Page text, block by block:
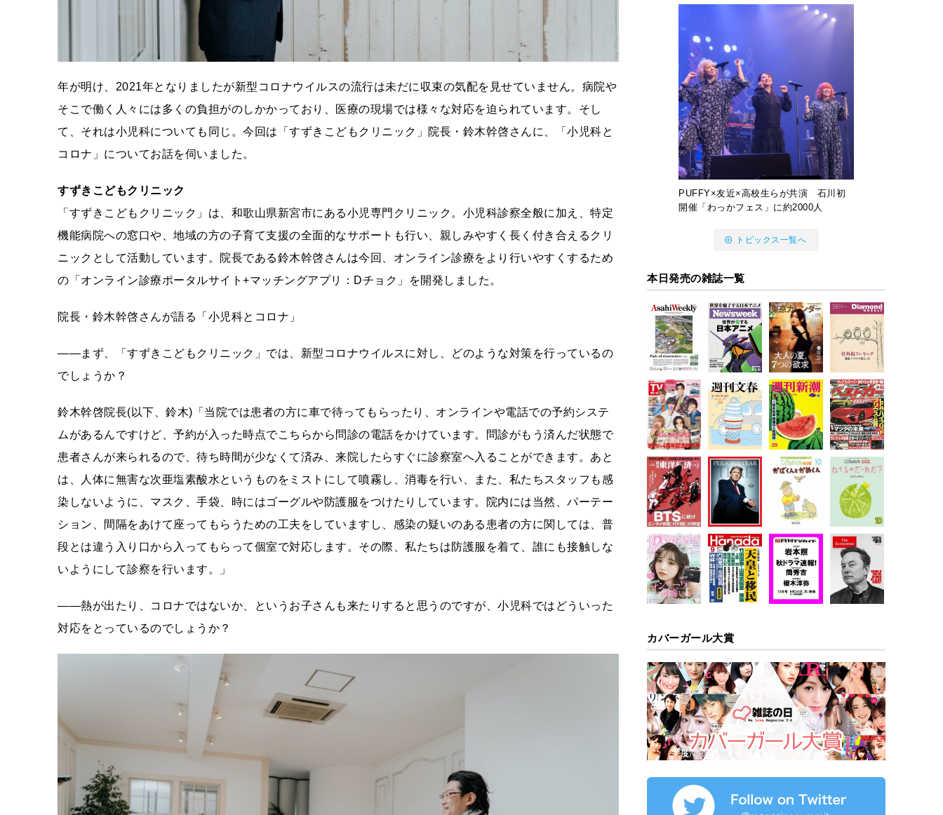
年が明け、2021年となりましたが新型コロナウイルスの流行は未だに収束の気配を見せていません。病院や
そこで働く人々には多くの負担がのしかかっており、医療の現場では様々な対応を迫られています。そし
て、それは小児科についても同じ。今回は「すずきこどもクリニック」院長・鈴木幹啓さんに、「小児科と
コロナ」についてお話を伺いました。
すずきこどもクリニック
「すずきこどもクリニック」は、和歌山県新宮市にある小児専門クリニック。小児科診察全般に加え、特定
機能病院への窓口や、地域の方の子育て支援の全面的なサポートも行い、親しみやすく長く付き合えるクリ
ニックとして活動しています。院長である鈴木幹啓さんは今回、オンライン診療をより行いやすくするため
の「オンライン診療ポータルサイト+マッチングアプリ：Dチョク」を開発しました。
院長・鈴木幹啓さんが語る「小児科とコロナ」
――まず、「すずきこどもクリニック」では、新型コロナウイルスに対し、どのような対策を行っているの
でしょうか？
鈴木幹啓院長(以下、鈴木)「当院では患者の方に車で待ってもらったり、オンラインや電話での予約システ
ムがあるんですけど、予約が入った時点でこちらから問診の電話をかけています。問診がもう済んだ状態で
患者さんが来られるので、待ち時間が少なくて済み、来院したらすぐに診察室へ入ることができます。あと
は、人体に無害な次亜塩素酸水というものをミストにして噴霧し、消毒を行い、また、私たちスタッフも感
染しないように、マスク、手袋、時にはゴーグルや防護服をつけたりしています。院内には当然、パーテー
ション、間隔をあけて座ってもらうための工夫をしていますし、感染の疑いのある患者の方に関しては、普
段とは違う入り口から入ってもらって個室で対応します。その際、私たちは防護服を着て、誰にも接触しな
いようにして診察を行います。」
――熱が出たり、コロナではないか、というお子さんも来たりすると思うのですが、小児科ではどういった
対応をとっているのでしょうか？
PUFFY×友近×高校生らが共演 石川初
開催「わっかフェス」に約2000人
トピックス一覧へ
本日発売の雑誌一覧
カバーガール大賞